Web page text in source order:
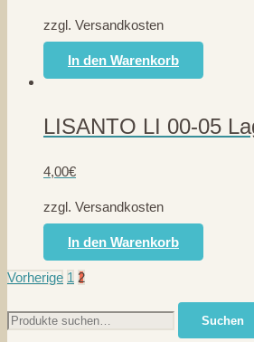
zzgl. Versandkosten
In den Warenkorb
LISANTO LI 00-05
4,00€
zzgl. Versandkosten
In den Warenkorb
Seitennummerierung
der
Vorherige 1 2
Suche
nach:
Suchen